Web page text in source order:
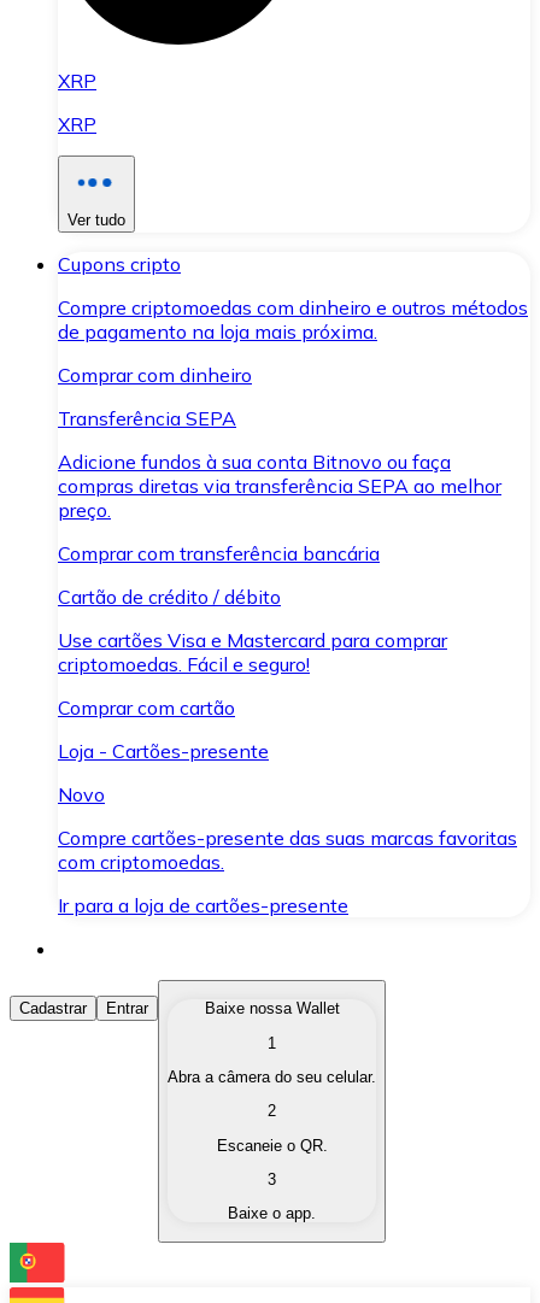
XRP
XRP
Ver tudo
Cupons cripto
Compre criptomoedas com dinheiro e outros métodos
de pagamento na loja mais próxima.
Comprar com dinheiro
Transferência SEPA
Adicione fundos à sua conta Bitnovo ou faça
compras diretas via transferência SEPA ao melhor
preço.
Comprar com transferência bancária
Cartão de crédito / débito
Use cartões Visa e Mastercard para comprar
criptomoedas. Fácil e seguro!
Comprar com cartão
Loja - Cartões-presente
Novo
Compre cartões-presente das suas marcas favoritas
com criptomoedas.
Ir para a loja de cartões-presente
Comprar Criptomoedas
Compre as criptomoedas de seu interesse de forma
Converta suas criptomoedas em moeda fiduciária
Troque uma criptomoeda por outra
Cadastrar Entrar
Baixe nossa Wallet
1
Abra a câmera do seu celular.
2
Escaneie o QR.
3
Baixe o app.